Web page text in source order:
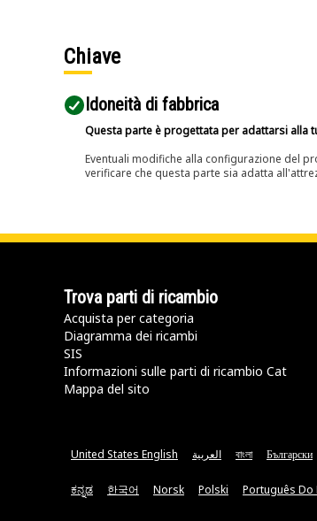
Chiave
Idoneità di fabbrica
Questa parte è progettata per adattarsi alla
Eventuali modifiche alla configurazione del
verificare che questa parte sia adatta
Trova parti di ricambio
Acquista per categoria
Diagramma dei ricambi
SIS
Informazioni sulle parti di ricambio Cat
Mappa del sito
United States English العربية বাংলা Български
ಕನ್ನಡ 한국어 Norsk Polski Português Do